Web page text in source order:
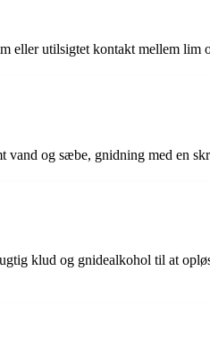
eller utilsigtet kontakt mellem lim
og sæbe, gnidning med en
klud og gnidealkohol til at